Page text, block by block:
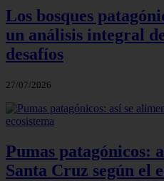
Los bosques
un análisis integral
desafíos
27/07/2026
Pumas patagónicos:
Santa Cruz según el